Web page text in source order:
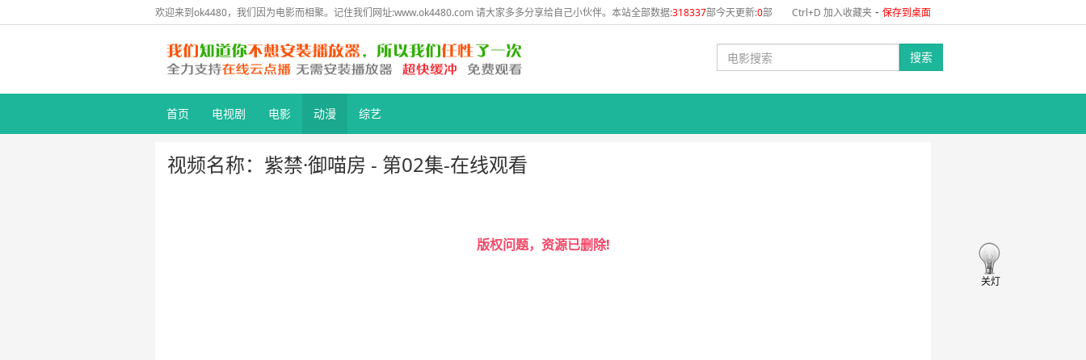
欢迎来到ok4480，我们因为电影而相聚。记住我们网址:www.ok4480.com 请大家多多分享给自己小伙伴。本站全部数据:318337部今天更新:0部 Ctrl+D 加入收藏夹 - 保存到桌面
搜索
首页 电视剧 电影 动漫 综艺
视频名称：紫禁·御喵房 - 第02集-在线观看
版权问题，资源已删除!
关灯